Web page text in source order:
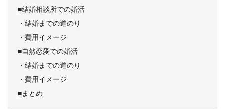
■結婚相談所での婚活
・結婚までの道のり
・費用イメージ
■自然恋愛での婚活
・結婚までの道のり
・費用イメージ
■まとめ